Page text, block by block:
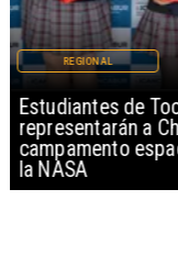
Estudiantes de
representarán a
campamento
la NASA
REGIONAL